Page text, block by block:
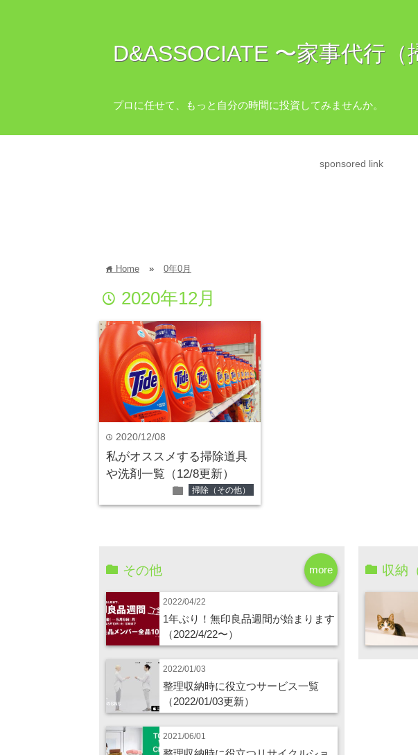
D&ASSOCIATE 〜家事代行
プロに任せて、もっと自分の時間に投資してみませんか。
sponsored link
home Home » 0年0月
time 2020年12月
time 2020/12/08
私がオススメする掃除道具
や洗剤一覧（12/8更新）
folder 掃除（その他）
more
その他
2022/04/22
1年ぶり！無印良品週間が始まります
（2022/4/22〜）
2022/01/03
整理収納時に役立つサービス一覧
（2022/01/03更新）
2021/06/01
収納